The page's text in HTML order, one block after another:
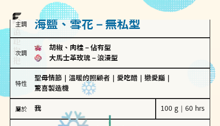
主調 海鹽、雪花－無私型
次調
胡椒、肉桂 － 佔有型
大馬士革玫瑰 － 浪漫型
特性
聖母情節 溫暖的照顧者 愛吃醋 戀愛腦
驚喜製造機
屬於 我 100 g｜60 hrs